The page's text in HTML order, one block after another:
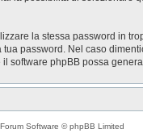
la stessa password in
password. Nel caso
phpBB possa
Software © phpBB Limited